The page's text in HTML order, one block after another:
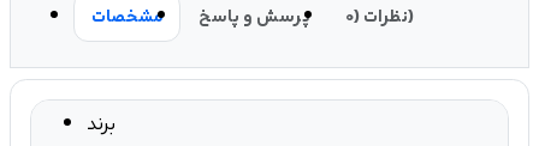
مشخصات پرسش و پاسخ نظرات (0)
برند